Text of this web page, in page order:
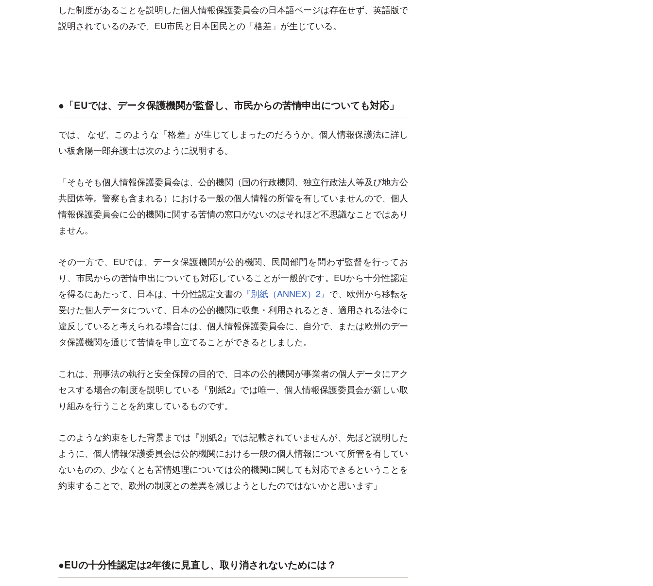
した制度があることを説明した個人情報保護委員会の日本語ページは存在せず、英語版で
説明されているのみで、EU市民と日本国民との「格差」が生じている。
●「EUでは、データ保護機関が監督し、市民からの苦情申出についても対応」
では、 なぜ、このような「格差」が生じてしまったのだろうか。個人情報保護法に詳し
い板倉陽一郎弁護士は次のように説明する。
「そもそも個人情報保護委員会は、公的機関（国の行政機関、独立行政法人等及び地方公
共団体等。警察も含まれる）における一般の個人情報の所管を有していませんので、個人
情報保護委員会に公的機関に関する苦情の窓口がないのはそれほど不思議なことではあり
ません。
その一方で、EUでは、データ保護機関が公的機関、民間部門を問わず監督を行ってお
り、市民からの苦情申出についても対応していることが一般的です。EUから十分性認定
を得るにあたって、日本は、十分性認定文書の 『別紙（ANNEX）2』 で、欧州から移転を
受けた個人データについて、日本の公的機関に収集・利用されるとき、適用される法令に
違反していると考えられる場合には、個人情報保護委員会に、自分で、または欧州のデー
タ保護機関を通じて苦情を申し立てることができるとしました。
これは、刑事法の執行と安全保障の目的で、日本の公的機関が事業者の個人データにアク
セスする場合の制度を説明している『別紙2』では唯一、個人情報保護委員会が新しい取
り組みを行うことを約束しているものです。
このような約束をした背景までは『別紙2』では記載されていませんが、先ほど説明した
ように、個人情報保護委員会は公的機関における一般の個人情報について所管を有してい
ないものの、少なくとも苦情処理については公的機関に関しても対応できるということを
約束することで、欧州の制度との差異を減じようとしたのではないかと思います」
●EUの十分性認定は2年後に見直し、取り消されないためには？